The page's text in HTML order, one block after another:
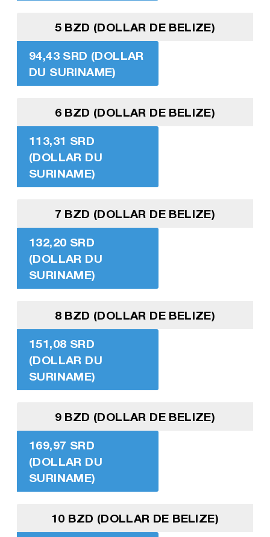
5 BZD (DOLLAR DE BELIZE)
94,43 SRD (DOLLAR
DU SURINAME)
6 BZD (DOLLAR DE BELIZE)
113,31 SRD
(DOLLAR DU
SURINAME)
7 BZD (DOLLAR DE BELIZE)
132,20 SRD
(DOLLAR DU
SURINAME)
8 BZD (DOLLAR DE BELIZE)
151,08 SRD
(DOLLAR DU
SURINAME)
9 BZD (DOLLAR DE BELIZE)
169,97 SRD
(DOLLAR DU
SURINAME)
10 BZD (DOLLAR DE BELIZE)